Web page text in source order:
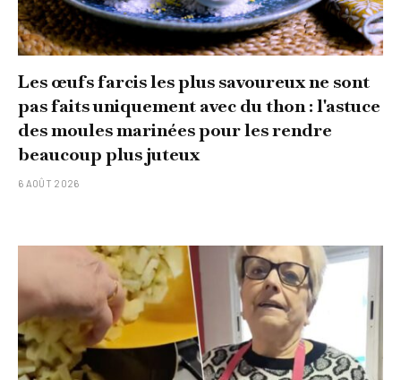
Les œufs farcis les plus savoureux ne sont
pas faits uniquement avec du thon : l'astuce
des moules marinées pour les rendre
beaucoup plus juteux
6 AOÛT 2026